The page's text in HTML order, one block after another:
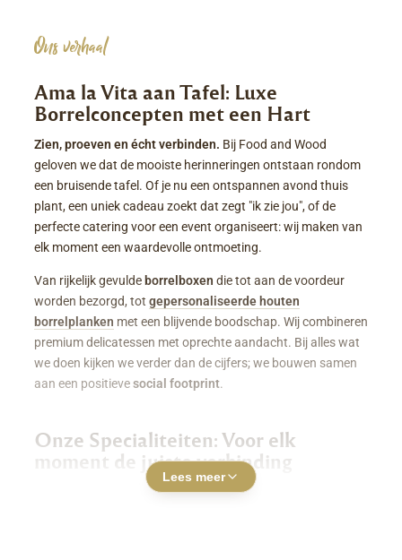
Ons verhaal
Ama la Vita aan Tafel: Luxe
Borrelconcepten met een Hart
Zien, proeven en écht verbinden. Bij Food and Wood
geloven we dat de mooiste herinneringen ontstaan rondom
een bruisende tafel. Of je nu een ontspannen avond thuis
plant, een uniek cadeau zoekt dat zegt "ik zie jou", of de
perfecte catering voor een event organiseert: wij maken van
elk moment een waardevolle ontmoeting.
Van rijkelijk gevuldeborrelboxen die tot aan de voordeur
worden bezorgd, tot gepersonaliseerde houten
borrelplanken met een blijvende boodschap. Wij combineren
premium delicatessen met oprechte aandacht. Bij alles wat
we doen kijken we verder dan de cijfers; we bouwen samen
aan een positievesocial footprint.
Onze Specialiteiten: Voor elk
moment de juiste verbinding
Luxe Borrelboxen & Borrelpakketten
Lees meer